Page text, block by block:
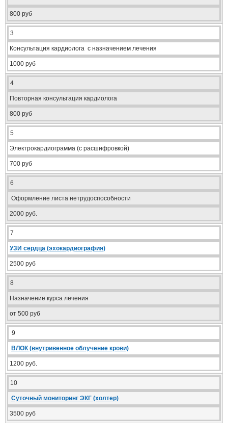
800 руб
3
Консультация кардиолога с назначением лечения
1000 руб
4
Повторная консультация кардиолога
800 руб
5
Электрокардиограмма (с расшифровкой)
700 руб
6
Оформление листа нетрудоспособности
2000 руб.
7
УЗИ сердца (эхокардиография)
2500 руб
8
Назначение курса лечения
от 500 руб
9
ВЛОК (внутривенное облучение крови)
1200 руб.
10
Суточный мониторинг ЭКГ (холтер)
3500 руб